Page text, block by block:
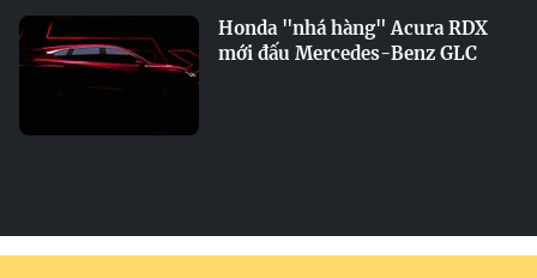
Honda "nhá hàng" Acura RDX
mới đấu Mercedes-Benz GLC